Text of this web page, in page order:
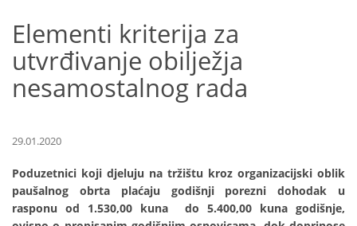
Elementi kriterija za
utvrđivanje obilježja
nesamostalnog rada
29.01.2020
Poduzetnici koji djeluju na tržištu kroz organizacijski oblik
paušalnog obrta plaćaju godišnji porezni dohodak u
rasponu od 1.530,00 kuna do 5.400,00 kuna godišnje,